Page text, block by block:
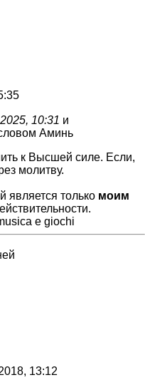
10:31 и
Аминь
к Высшей силе. Если,
молитву.
является только моим
e giochi
13:12